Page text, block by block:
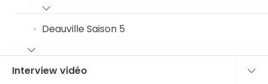
Deauville Saison 5
Interview vidéo